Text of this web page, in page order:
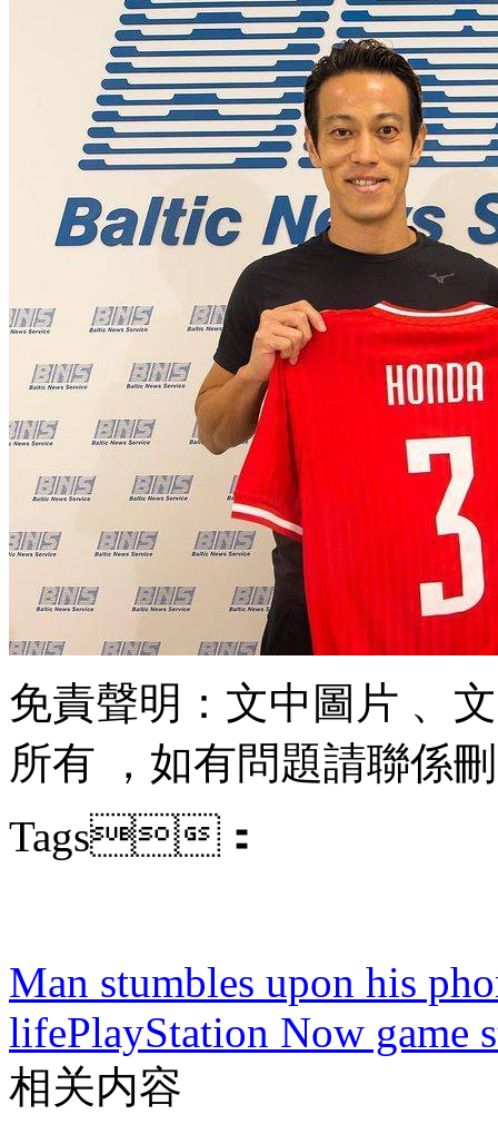
免責聲明：文中圖片
所有  ，如有問題請聯係刪除
Tags：
Man stumbles upon his
lifePlayStation Now game
相关内容